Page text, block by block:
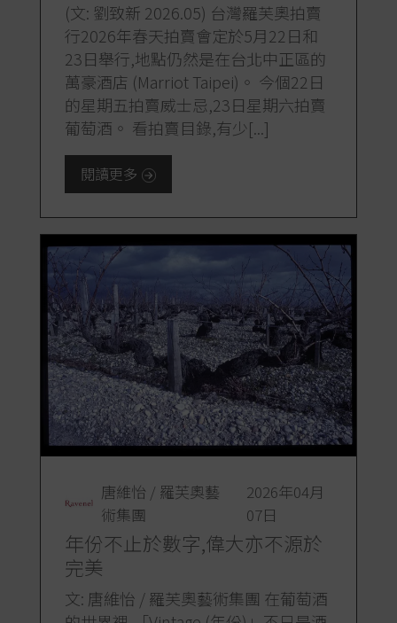
(文: 劉致新 2026.05) 台灣羅芙奧拍賣
行2026年春天拍賣會定於5月22日和
23日舉行,地點仍然是在台北中正區的
萬豪酒店 (Marriot Taipei)。 今個22日
的星期五拍賣威士忌,23日星期六拍賣
葡萄酒。 看拍賣目錄,有少[...]
閱讀更多
唐維怡 / 羅芙奧藝
術集團
2026年04月
07日
年份不止於數字,偉大亦不源於
完美
文: 唐維怡 / 羅芙奧藝術集團 在葡萄酒